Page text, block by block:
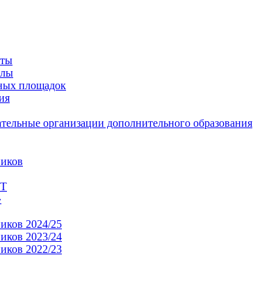
площадок
организации дополнительного образования
2024/25
2023/24
2022/23